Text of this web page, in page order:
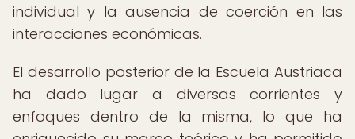
individual y la ausencia de coerción en las
interacciones económicas.
El desarrollo posterior de la Escuela Austriaca
ha dado lugar a diversas corrientes y
enfoques dentro de la misma, lo que ha